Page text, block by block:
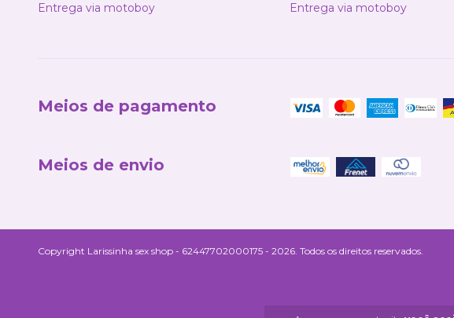
Entrega via motoboy Entrega via motoboy
Meios de pagamento
Meios de envio
Copyright Larissinha sex shop - 62447702000175 - 2026. Todos os direitos reservados.